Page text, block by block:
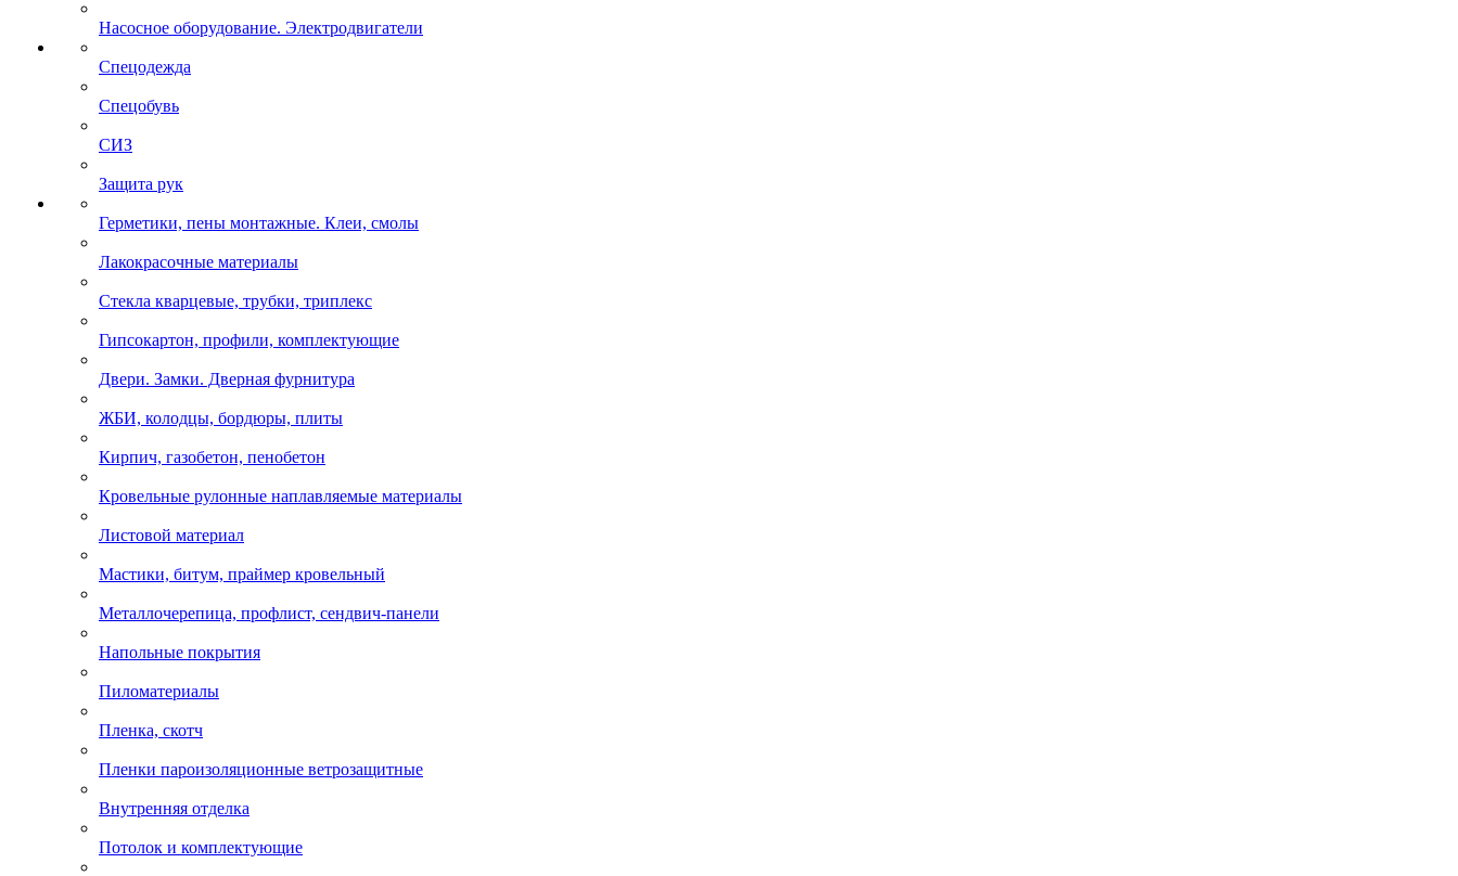
Насосное оборудование. Электродвигатели
Спецодежда
Спецобувь
СИЗ
Защита рук
Герметики, пены монтажные. Клеи, смолы
Лакокрасочные материалы
Стекла кварцевые, трубки, триплекс
Гипсокартон, профили, комплектующие
Двери. Замки. Дверная фурнитура
ЖБИ, колодцы, бордюры, плиты
Кирпич, газобетон, пенобетон
Кровельные рулонные наплавляемые материалы
Листовой материал
Мастики, битум, праймер кровельный
Металлочерепица, профлист, сендвич-панели
Напольные покрытия
Пиломатериалы
Пленка, скотч
Пленки пароизоляционные ветрозащитные
Внутренняя отделка
Потолок и комплектующие